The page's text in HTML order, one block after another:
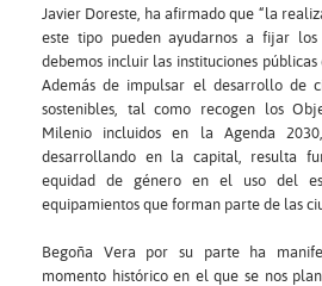
Javier Doreste, ha afirmado que “la
este tipo pueden ayudarnos a fijar
debemos incluir las instituciones
Además de impulsar el desarrollo de
sostenibles, tal como recogen los
Milenio incluidos en la Agenda
desarrollando en la capital, resulta
equidad de género en el uso del
equipamientos que forman parte de las
Begoña Vera por su parte ha
momento histórico en el que se nos